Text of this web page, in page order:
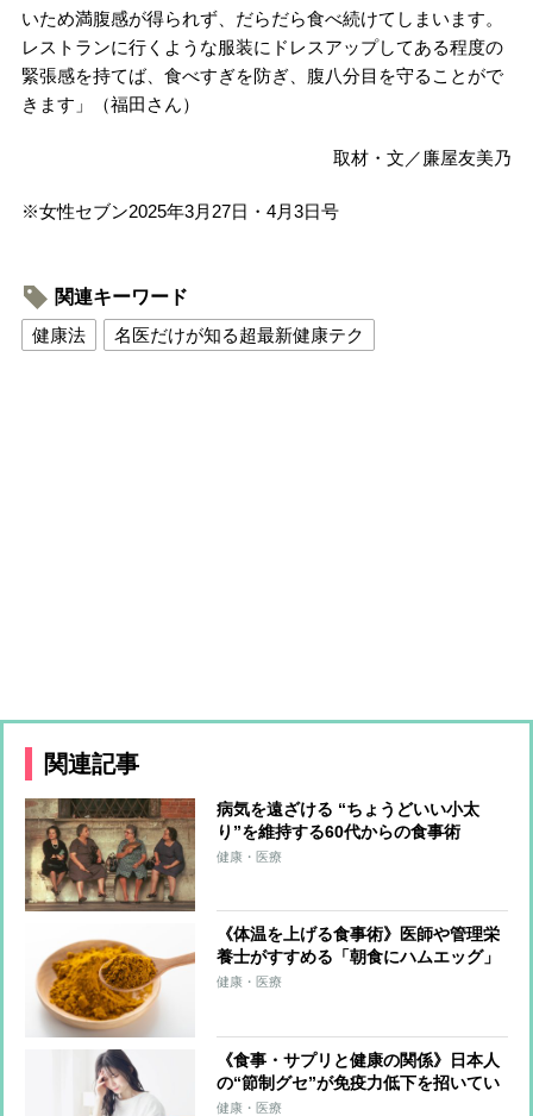
いため満腹感が得られず、だらだら食べ続けてしまいます。
レストランに行くような服装にドレスアップしてある程度の
緊張感を持てば、食べすぎを防ぎ、腹八分目を守ることがで
きます」（福田さん）
取材・文／廉屋友美乃
※女性セブン2025年3月27日・4月3日号
関連キーワード
健康法
名医だけが知る超最新健康テク
関連記事
病気を遠ざける “ちょうどいい小太
り”を維持する60代からの食事術
「好きなものを食べてカロリー摂取」
健康・医療
《体温を上げる食事術》医師や管理栄
養士がすすめる「朝食にハムエッグ」
「追いカレー粉」「甘酒ココア」
健康・医療
《食事・サプリと健康の関係》日本人
の“節制グセ”が免疫力低下を招いてい
る可能性 「健康のために肉より魚」
健康・医療